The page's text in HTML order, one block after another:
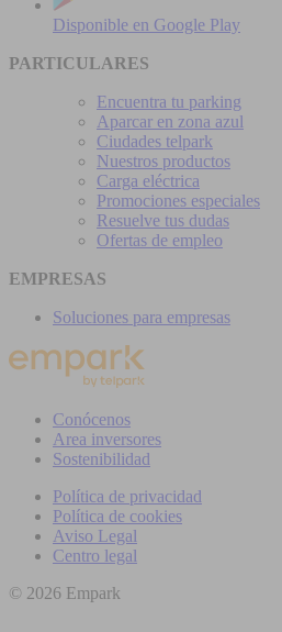
Disponible en Google Play
PARTICULARES
Encuentra tu parking
Aparcar en zona azul
Ciudades telpark
Nuestros productos
Carga eléctrica
Promociones especiales
Resuelve tus dudas
Ofertas de empleo
EMPRESAS
Soluciones para empresas
Conócenos
Area inversores
Sostenibilidad
Política de privacidad
Política de cookies
Aviso Legal
Centro legal
© 2026 Empark